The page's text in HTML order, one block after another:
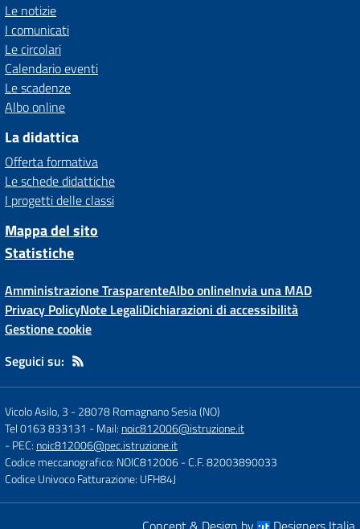
Le notizie
I comunicati
Le circolari
Calendario eventi
Le scadenze
Albo online
La didattica
Offerta formativa
Le schede didattiche
I progetti delle classi
Mappa del sito
Statistiche
Amministrazione TrasparenteAlbo onlineInvia una MAD
Privacy PolicyNote LegaliDichiarazioni di accessibilità
Gestione cookie
Seguici su:
Vicolo Asilo, 3 -28078 Romagnano Sesia (NO)
Tel 0163 833131 - Mail: noic812006@istruzione.it
- PEC: noic812006@pec.istruzione.it
Codice meccanografico: NOIC812006- C.F. 82003890033
Codice Univoco Fatturazione: UFH84J